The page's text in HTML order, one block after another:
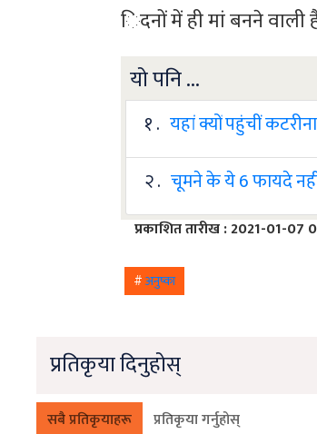
िदनों में ही मां बनने वाली
यो पनि ...
१ . यहां क्यों पहुंचीं
२ . चूमने के ये 6 फायदे
प्रकाशित तारीख : 2021-01-07
#अनुष्का
प्रतिकृया दिनुहोस्
सबै प्रतिकृयाहरू प्रतिकृया गर्नुहोस्